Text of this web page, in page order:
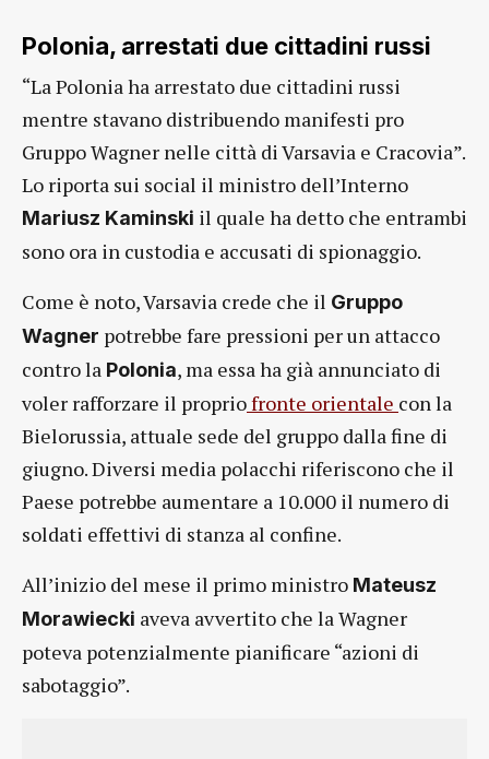
Polonia, arrestati due cittadini russi
“La Polonia ha arrestato due cittadini russi
mentre stavano distribuendo manifesti pro
Gruppo Wagner nelle città di Varsavia e Cracovia”.
Lo riporta sui social il ministro dell’Interno
Mariusz Kaminski il quale ha detto che entrambi
sono ora in custodia e accusati di spionaggio.
Come è noto, Varsavia crede che il Gruppo
Wagner potrebbe fare pressioni per un attacco
contro la Polonia, ma essa ha già annunciato di
voler rafforzare il propriofronte orientale con la
Bielorussia, attuale sede del gruppo dalla fine di
giugno. Diversi media polacchi riferiscono che il
Paese potrebbe aumentare a 10.000 il numero di
soldati effettivi di stanza al confine.
All’inizio del mese il primo ministro Mateusz
Morawiecki aveva avvertito che la Wagner
poteva potenzialmente pianificare “azioni di
sabotaggio”.